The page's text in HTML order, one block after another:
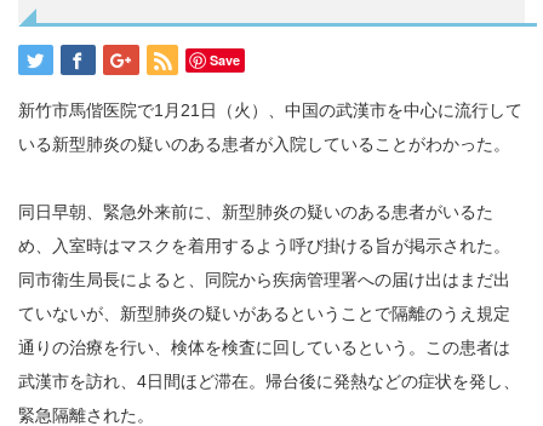
Save
新竹市馬偕医院で1月21日（火）、中国の武漢市を中心に流行して
いる新型肺炎の疑いのある患者が入院していることがわかった。
同日早朝、緊急外来前に、新型肺炎の疑いのある患者がいるた
め、入室時はマスクを着用するよう呼び掛ける旨が掲示された。
同市衛生局長によると、同院から疾病管理署への届け出はまだ出
ていないが、新型肺炎の疑いがあるということで隔離のうえ規定
通りの治療を行い、検体を検査に回しているという。この患者は
武漢市を訪れ、4日間ほど滞在。帰台後に発熱などの症状を発し、
緊急隔離された。